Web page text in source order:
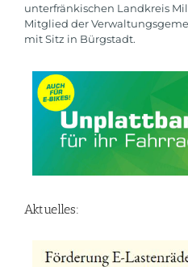
unterfränkischen Landkreis
Mitglied der
mit Sitz in Bürgstadt.
Aktuelles: